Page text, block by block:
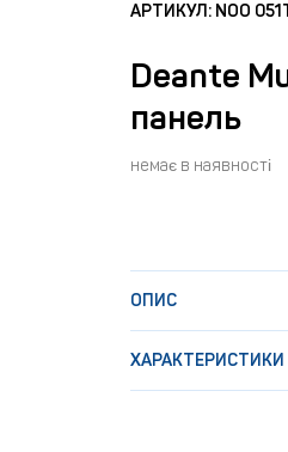
АРТИКУЛ: NOO
Deante
панель
немає в наявності
ОПИС
ХАРАКТЕРИСТИКИ